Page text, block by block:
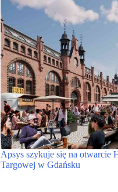
Apsys szykuje się na otwarcie
Targowej w Gdańsku